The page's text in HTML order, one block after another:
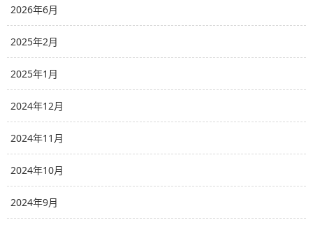
2026年6月
2025年2月
2025年1月
2024年12月
2024年11月
2024年10月
2024年9月